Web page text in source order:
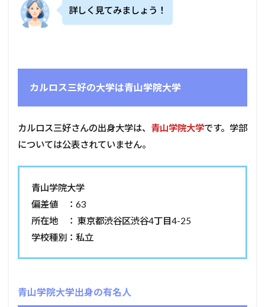
詳しく見てみましょう！
カルロス三好の大学は青山学院大学
カルロス三好さんの出身大学は、 青山学院大学です。学部
については公表されていません。
青山学院大学
偏差値 ：63
所在地 ： 東京都渋谷区渋谷4丁目4-25
学校種別：私立
青山学院大学出身の有名人